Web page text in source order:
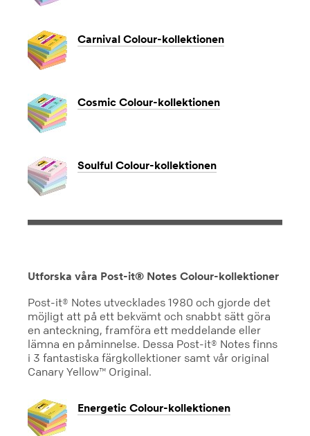
Carnival Colour-kollektionen
Cosmic Colour-kollektionen
Soulful Colour-kollektionen
Utforska våra Post-it® Notes Colour-kollektioner
Post-it® Notes utvecklades 1980 och gjorde det
möjligt att på ett bekvämt och snabbt sätt göra
en anteckning, framföra ett meddelande eller
lämna en påminnelse. Dessa Post-it® Notes finns
i 3 fantastiska färgkollektioner samt vår original
Canary Yellow™ Original.
Energetic Colour-kollektionen